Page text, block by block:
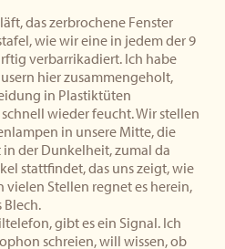
das zerbrochene Fenster
wie wir eine in jedem der 9
verbarrikadiert. Ich habe
hier zusammengeholt,
in Plastiktüten
wieder feucht. Wir stellen
in unsere Mitte, die
der Dunkelheit, zumal da
stattfindet, das uns zeigt, wie
Stellen regnet es herein,
Blech.
gibt es ein Signal. Ich
schreien, will wissen, ob